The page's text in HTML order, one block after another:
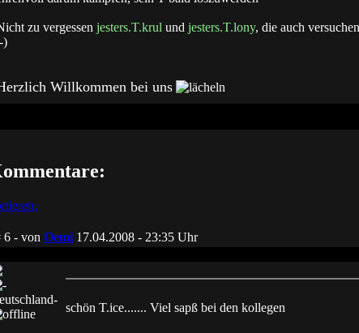
zu vergessen jesters.T.krul und jesters.T.lony, die auch
)
Willkommen bei uns
- von Oemi 17.04.2008 - 23:35 Uhr
schön T.ice....... Viel sapß bei den kollegen